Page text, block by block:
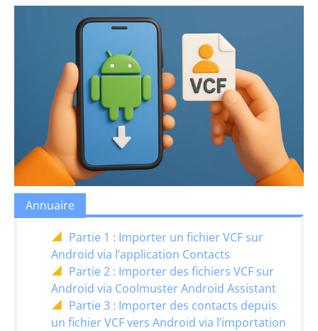
Annuaire
Partie 1 : Importer un fichier VCF sur
Android via l’application Contacts
Partie 2 : Importer des fichiers VCF sur
Android via Coolmuster Android Assistant
Partie 3 : Importer des contacts depuis
un fichier VCF vers Android via l’importation